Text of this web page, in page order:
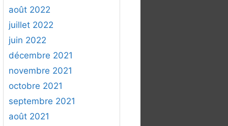
août 2022
juillet 2022
juin 2022
décembre 2021
novembre 2021
octobre 2021
septembre 2021
août 2021